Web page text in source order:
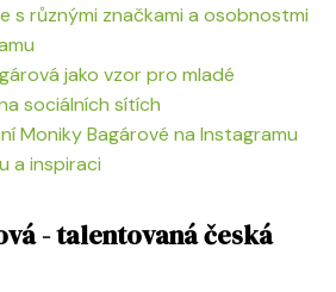
s různými značkami a osobnostmi
jako vzor pro mladé
sociálních sítích
Moniky Bagárové na Instagramu
a inspiraci
- talentovaná česká